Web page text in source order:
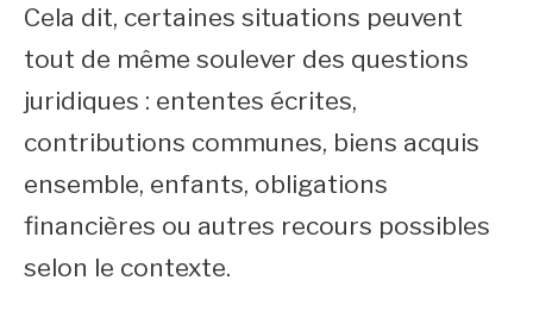
Cela dit, certaines situations peuvent
tout de même soulever des questions
juridiques : ententes écrites,
contributions communes, biens acquis
ensemble, enfants, obligations
financières ou autres recours possibles
selon le contexte.